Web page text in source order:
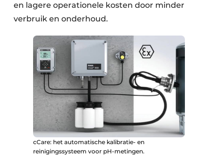
en lagere operationele kosten door minder
verbruik en onderhoud.
cCare: het automatische kalibratie- en
reinigingssysteem voor pH-metingen.